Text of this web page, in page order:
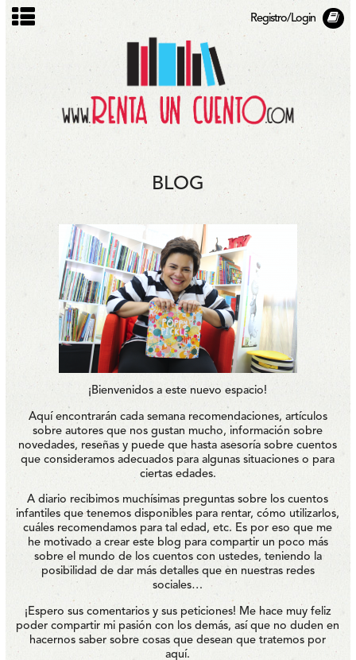
Registro/Login
BLOG
¡Bienvenidos a este nuevo espacio!
Aquí encontrarán cada semana recomendaciones, artículos
sobre autores que nos gustan mucho, información sobre
novedades, reseñas y puede que hasta asesoría sobre cuentos
que consideramos adecuados para algunas situaciones o para
ciertas edades.
A diario recibimos muchísimas preguntas sobre los cuentos
infantiles que tenemos disponibles para rentar, cómo utilizarlos,
cuáles recomendamos para tal edad, etc. Es por eso que me
he motivado a crear este blog para compartir un poco más
sobre el mundo de los cuentos con ustedes, teniendo la
posibilidad de dar más detalles que en nuestras redes
sociales…
¡Espero sus comentarios y sus peticiones! Me hace muy feliz
poder compartir mi pasión con los demás, así que no duden en
hacernos saber sobre cosas que desean que tratemos por
aquí.